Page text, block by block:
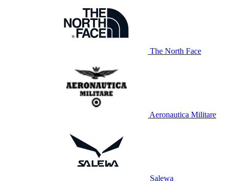
The North Face
Aeronautica Militare
Salewa